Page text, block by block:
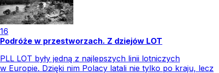
16
Podróże w przestworzach. Z dziejów LOT
PLL LOT były jedną z najlepszych linii lotniczych
w Europie. Dzięki nim Polacy latali nie tylko po kraju, lecz